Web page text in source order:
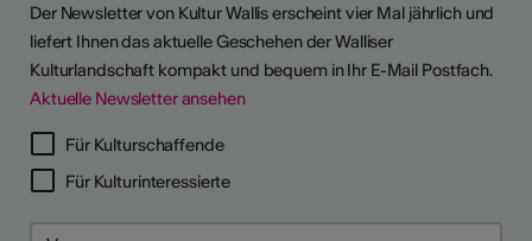
Der Newsletter von Kultur Wallis erscheint vier Mal jährlich und
liefert Ihnen das aktuelle Geschehen der Walliser
Kulturlandschaft kompakt und bequem in Ihr E-Mail Postfach.
Aktuelle Newsletter ansehen
Für Kulturschaffende
Für Kulturinteressierte